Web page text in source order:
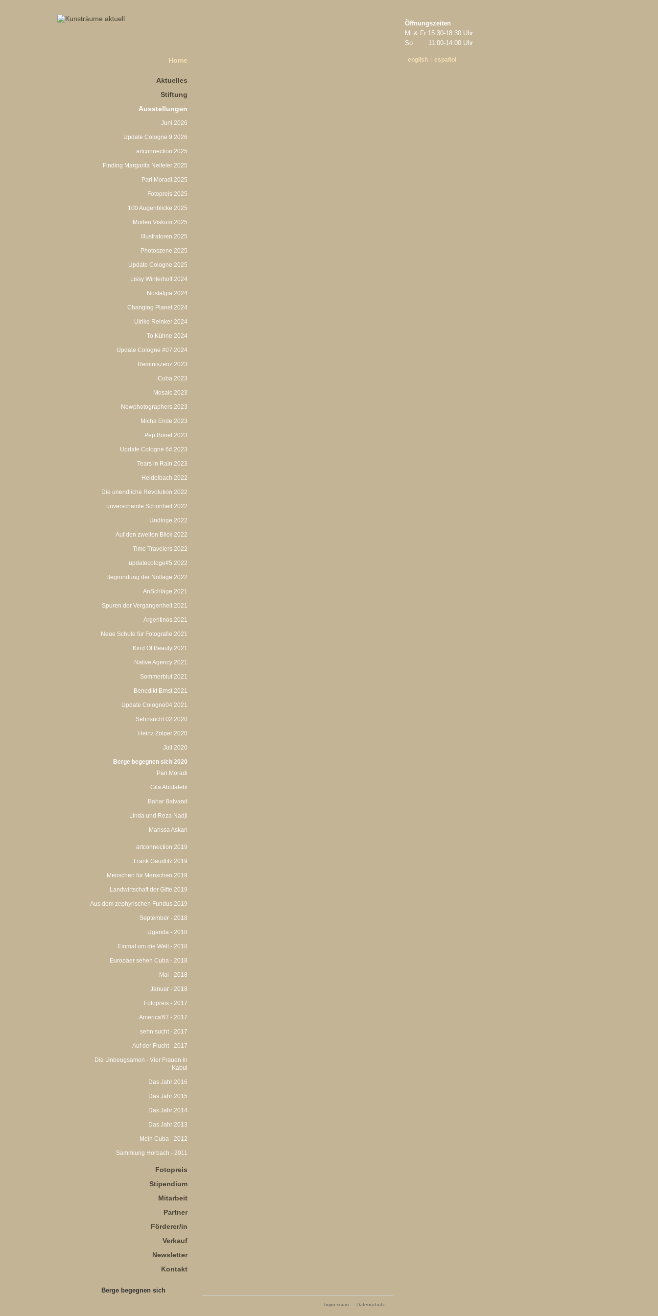
Öffnungszeiten
Mi & Fr 15:30‑18:30 Uhr
So 11:00‑14:00 Uhr
Home english español
Aktuelles
Stiftung
Ausstellungen
Juni 2026
Update Cologne 9 2026
artconnection 2025
Finding Margarita Neiteler 2025
Pari Moradi 2025
Fotopreis 2025
100 Augenblicke 2025
Morten Viskum 2025
Illustratoren 2025
Photoszene 2025
Update Cologne 2025
Lissy Winterhoff 2024
Nostalgia 2024
Changing Planet 2024
Ulrike Reinker 2024
To Kühne 2024
Update Cologne #07 2024
Reminiszenz 2023
Cuba 2023
Mosaic 2023
Newphotographers 2023
Micha Ende 2023
Pep Bonet 2023
Update Cologne 6# 2023
Tears in Rain 2023
Heidelbach 2022
Die unendliche Revolution 2022
unverschämte Schönheit 2022
Undinge 2022
Auf den zweiten Blick 2022
Time Travelers 2022
updatecologe#5 2022
Begründung der Notlage 2022
AnSchläge 2021
Spuren der Vergangenheit 2021
Argentinos 2021
Neue Schule für Fotografie 2021
Kind Of Beauty 2021
Native Agency 2021
Sommerblut 2021
Benedikt Ernst 2021
Update Cologne04 2021
Sehnsucht 02 2020
Heinz Zolper 2020
Juli 2020
Berge begegnen sich 2020
Pari Moradi
Gila Abutalebi
Bahar Batvand
Linda und Reza Nadji
Mahssa Askari
artconnection 2019
Frank Gaudlitz 2019
Menschen für Menschen 2019
Landwirtschaft der Gifte 2019
Aus dem zephyrischen Fundus 2019
September - 2018
Uganda - 2018
Einmal um die Welt - 2018
Europäer sehen Cuba - 2018
Mai - 2018
Januar - 2018
Fotopreis - 2017
America'67 - 2017
sehn sucht - 2017
Auf der Flucht - 2017
Die Unbeugsamen - Vier Frauen in
Kabul
Das Jahr 2016
Das Jahr 2015
Das Jahr 2014
Das Jahr 2013
Mein Cuba - 2012
Sammlung Horbach - 2011
Fotopreis
Stipendium
Mitarbeit
Partner
Förderer/in
Verkauf
Newsletter
Kontakt
Berge begegnen sich
Impressum Datenschutz